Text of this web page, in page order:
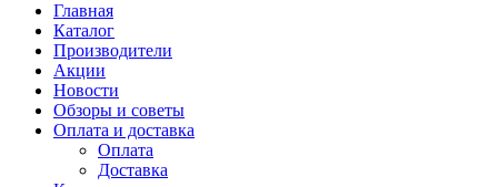
Главная
Каталог
Производители
Акции
Новости
Обзоры и советы
Оплата и доставка
Оплата
Доставка